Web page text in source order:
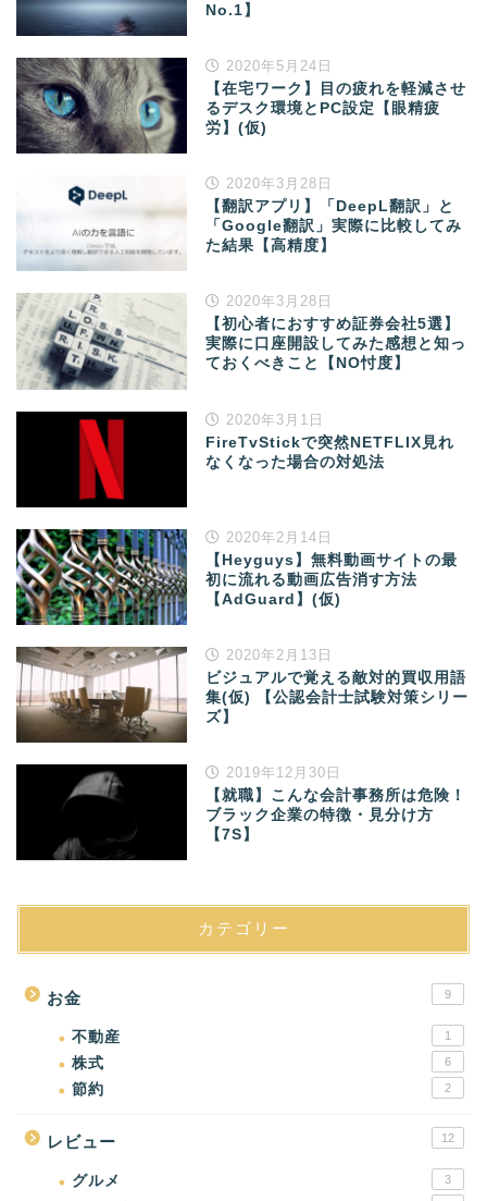
No.1】
2020年5月24日
【在宅ワーク】目の疲れを軽減させ
るデスク環境とPC設定【眼精疲
労】(仮)
2020年3月28日
【翻訳アプリ】「DeepL翻訳」と
「Google翻訳」実際に比較してみ
た結果【高精度】
2020年3月28日
【初心者におすすめ証券会社5選】
実際に口座開設してみた感想と知っ
ておくべきこと【NO忖度】
2020年3月1日
FireTvStickで突然NETFLIX見れ
なくなった場合の対処法
2020年2月14日
【Heyguys】無料動画サイトの最
初に流れる動画広告消す方法
【AdGuard】(仮)
2020年2月13日
ビジュアルで覚える敵対的買収用語
集(仮) 【公認会計士試験対策シリー
ズ】
2019年12月30日
【就職】こんな会計事務所は危険！
ブラック企業の特徴・見分け方
【7S】
カテゴリー
お金 9
不動産 1
株式 6
節約 2
レビュー 12
グルメ 3